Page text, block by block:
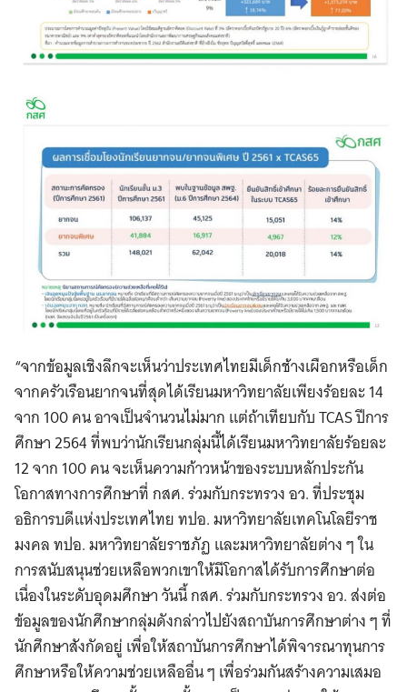
“จากข้อมูลเชิงลึกจะเห็นว่าประเทศไทยมีเด็กช้างเผือกหรือเด็ก
จากครัวเรือนยากจนที่สุดได้เรียนมหาวิทยาลัยเพียงร้อยละ 14
จาก 100 คน อาจเป็นจำนวนไม่มาก แต่ถ้าเทียบกับ TCAS ปีการ
ศึกษา 2564 ที่พบว่านักเรียนกลุ่มนี้ได้เรียนมหาวิทยาลัยร้อยละ
12 จาก 100 คน จะเห็นความก้าวหน้าของระบบหลักประกัน
โอกาสทางการศึกษาที่ กสศ. ร่วมกับกระทรวง อว. ที่ประชุม
อธิการบดีแห่งประเทศไทย ทปอ. มหาวิทยาลัยเทคโนโลยีราช
มงคล ทปอ. มหาวิทยาลัยราชภัฏ และมหาวิทยาลัยต่าง ๆ ใน
การสนับสนุนช่วยเหลือพวกเขาให้มีโอกาสได้รับการศึกษาต่อ
เนื่องในระดับอุดมศึกษา วันนี้ กสศ. ร่วมกับกระทรวง อว. ส่งต่อ
ข้อมูลของนักศึกษากลุ่มดังกล่าวไปยังสถาบันการศึกษาต่าง ๆ ที่
นักศึกษาสังกัดอยู่ เพื่อให้สถาบันการศึกษาได้พิจารณาทุนการ
ศึกษาหรือให้ความช่วยเหลืออื่น ๆ เพื่อร่วมกันสร้างความเสมอ